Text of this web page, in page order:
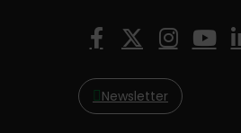
Nous suivre
Facebook
X (Twitter)
Newsletter